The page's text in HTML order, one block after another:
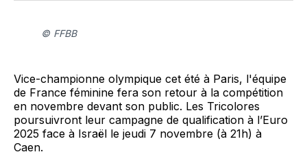
© FFBB
Vice-championne olympique cet été à Paris, l'équipe
de France féminine fera son retour à la compétition
en novembre devant son public. Les Tricolores
poursuivront leur campagne de qualification à l’Euro
2025 face à Israël le jeudi 7 novembre (à 21h) à
Caen.